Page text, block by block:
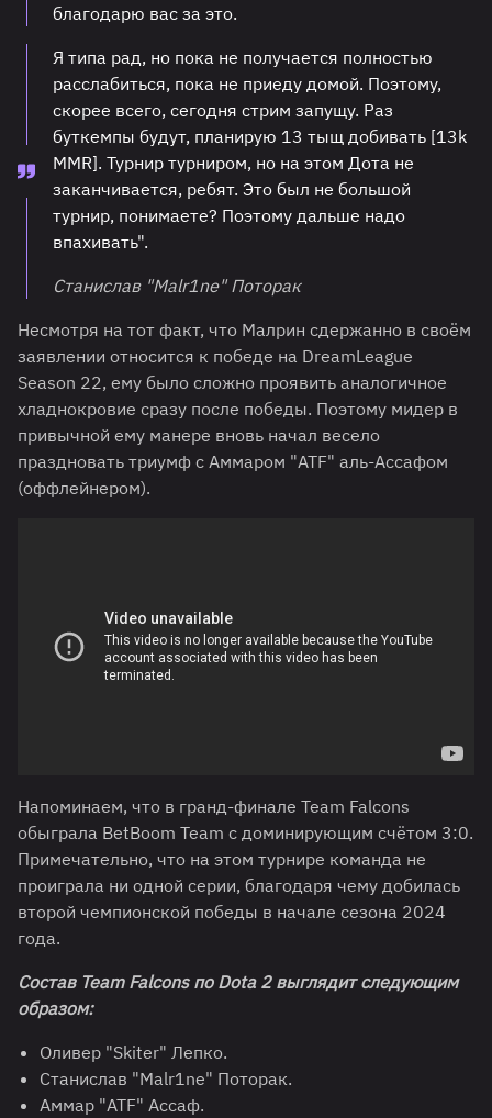
благодарю вас за это.
Я типа рад, но пока не получается полностью
расслабиться, пока не приеду домой. Поэтому,
скорее всего, сегодня стрим запущу. Раз
буткемпы будут, планирую 13 тыщ добивать [13k
MMR]. Турнир турниром, но на этом Дота не
заканчивается, ребят. Это был не большой
турнир, понимаете? Поэтому дальше надо
впахивать".
Станислав "Malr1ne" Поторак
Несмотря на тот факт, что Малрин сдержанно в своём
заявлении относится к победе на DreamLeague
Season 22, ему было сложно проявить аналогичное
хладнокровие сразу после победы. Поэтому мидер в
привычной ему манере вновь начал весело
праздновать триумф с Аммаром "ATF" аль-Ассафом
(оффлейнером).
Напоминаем, что в гранд-финале Team Falcons
обыграла BetBoom Team с доминирующим счётом 3:0.
Примечательно, что на этом турнире команда не
проиграла ни одной серии, благодаря чему добилась
второй чемпионской победы в начале сезона 2024
года.
Состав Team Falcons по Dota 2 выглядит следующим
образом:
Оливер "Skiter" Лепко.
Станислав "Malr1ne" Поторак.
Аммар "ATF" Ассаф.